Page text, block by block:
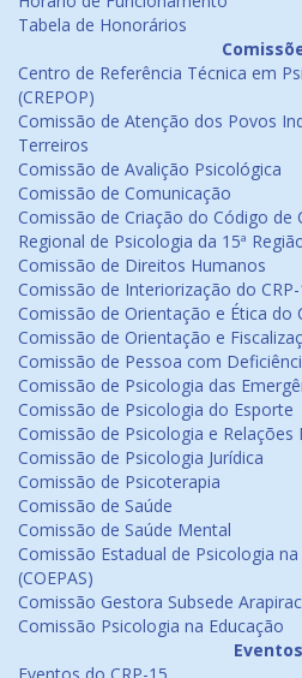
Tabela de Honorários
Centro de Referência Técnica em
(CREPOP)
Comissão de Atenção dos Povos
Terreiros
Comissão de Avalição Psicológica
Comissão de Comunicação
Comissão de Criação do Código de
Regional de Psicologia da 15ª
Comissão de Direitos Humanos
Comissão de Interiorização do
Comissão de Orientação e Ética do
Comissão de Orientação e
Comissão de Pessoa com
Comissão de Psicologia das
Comissão de Psicologia do Esporte
Comissão de Psicologia e Relações
Comissão de Psicologia Jurídica
Comissão de Psicoterapia
Comissão de Saúde
Comissão de Saúde Mental
Comissão Estadual de Psicologia
(COEPAS)
Comissão Gestora Subsede
Comissão Psicologia na Educação
Eventos